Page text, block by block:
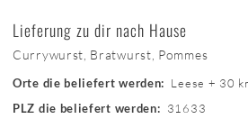
Lieferung zu dir nach Hause
Currywurst, Bratwurst, Pommes
Orte die beliefert werden: Leese + 30
PLZ die beliefert werden: 31633